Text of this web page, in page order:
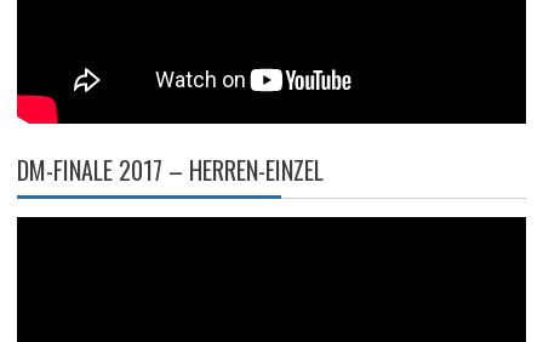
DM-FINALE 2017 – HERREN-EINZEL